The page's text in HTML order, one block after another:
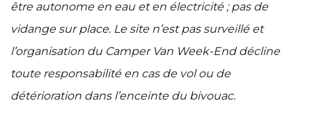
être autonome en eau et en électricité ; pas de
vidange sur place. Le site n’est pas surveillé et
l’organisation du Camper Van Week-End décline
toute responsabilité en cas de vol ou de
détérioration dans l’enceinte du bivouac.